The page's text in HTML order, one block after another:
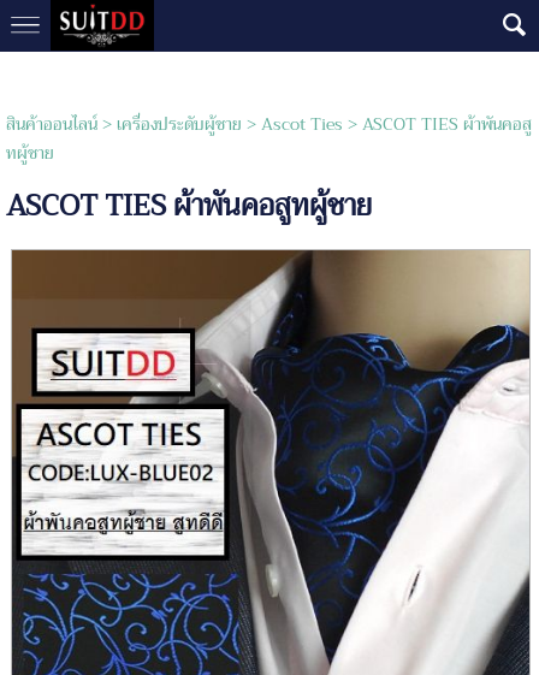
สินค้าออนไลน์>เครื่องประดับผู้ชาย >Ascot Ties > ASCOT TIES ผ้าพันคอสู
ทผู้ชาย
ASCOT TIES ผ้าพันคอสูทผู้ชาย